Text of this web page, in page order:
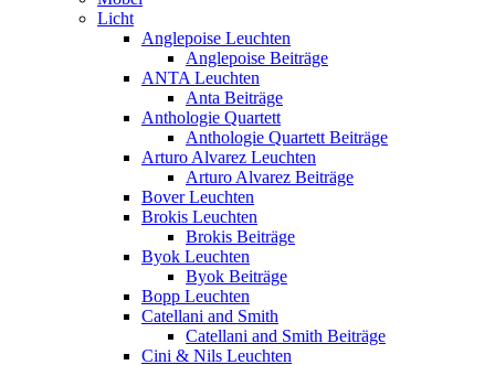
Licht
Anglepoise Leuchten
Anglepoise Beiträge
ANTA Leuchten
Anta Beiträge
Anthologie Quartett
Anthologie Quartett Beiträge
Arturo Alvarez Leuchten
Arturo Alvarez Beiträge
Bover Leuchten
Brokis Leuchten
Brokis Beiträge
Byok Leuchten
Byok Beiträge
Bopp Leuchten
Catellani and Smith
Catellani and Smith Beiträge
Cini & Nils Leuchten